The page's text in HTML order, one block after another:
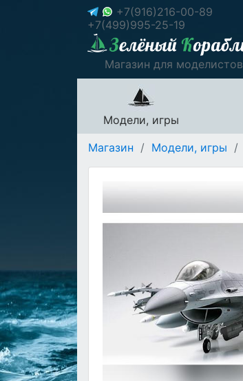
+7(916)216-00-89
+7(499)995-25-19
Магазин для моделистов
Модели, игры
Магазин / Модели, игры /